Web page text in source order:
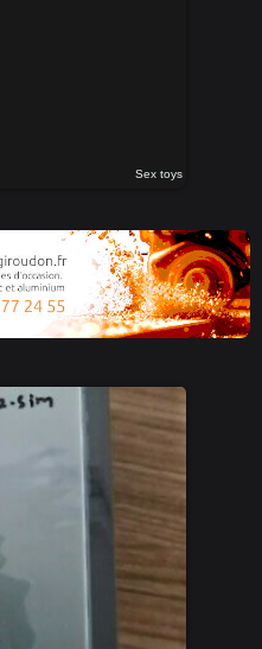
Sex toys